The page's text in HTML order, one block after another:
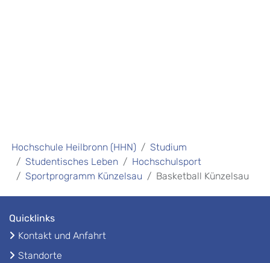
Hochschule Heilbronn (HHN)
Studium
Studentisches Leben
Hochschulsport
Sportprogramm Künzelsau
Basketball Künzelsau
Quicklinks
Kontakt und Anfahrt
Standorte